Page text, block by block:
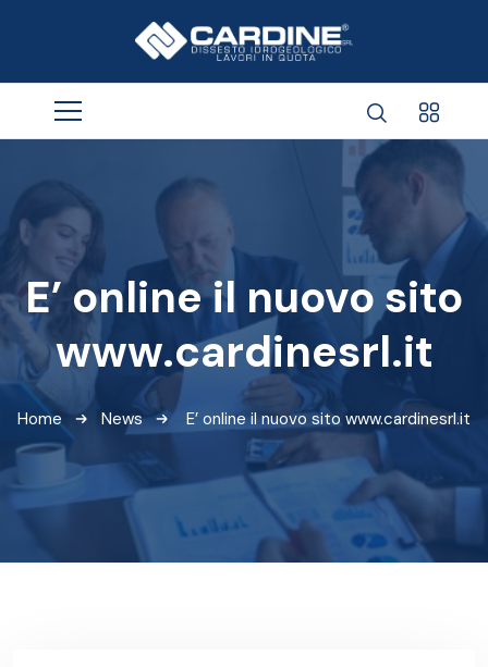
E’ online il nuovo sito
www.cardinesrl.it
Home News E’ online il nuovo sito www.cardinesrl.it